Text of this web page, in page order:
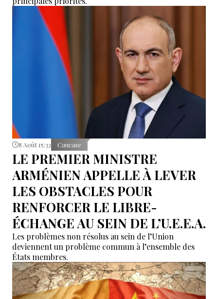
8 Août 15:32 Caucase
LE PREMIER MINISTRE
ARMÉNIEN APPELLE À LEVER
LES OBSTACLES POUR
RENFORCER LE LIBRE-
ÉCHANGE AU SEIN DE L’U.E.E.A.
Les problèmes non résolus au sein de l’Union
deviennent un problème commun à l’ensemble des
États membres.